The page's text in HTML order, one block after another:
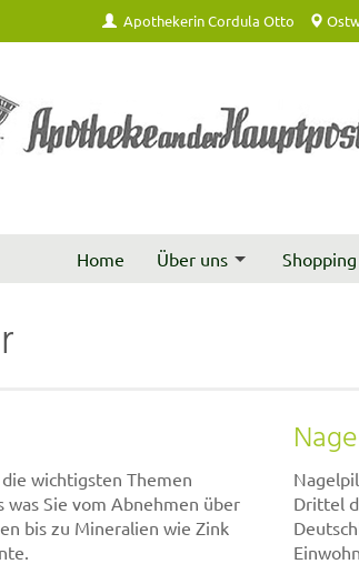
Apothekerin Cordula Otto
Home Über uns Shopping
wichtigsten Themen
was Sie vom Abnehmen über
bis zu Mineralien wie Zink
Drittel